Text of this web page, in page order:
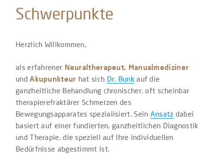
Schwerpunkte
Herzlich Willkommen,
als erfahrener Neuraltherapeut, Manualmediziner
und Akupunkteur hat sich Dr. Bunkauf die
ganzheitliche Behandlung chronischer, oft scheinbar
therapierefraktärer Schmerzen des
Bewegungsapparates spezialisiert. Sein Ansatz dabei
basiert auf einer fundierten, ganzheitlichen Diagnostik
und Therapie, die speziell auf Ihre individuellen
Bedürfnisse abgestimmt ist.